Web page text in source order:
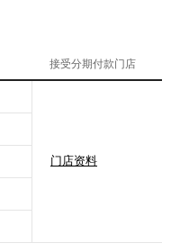
接受分期付款门店
门店资料